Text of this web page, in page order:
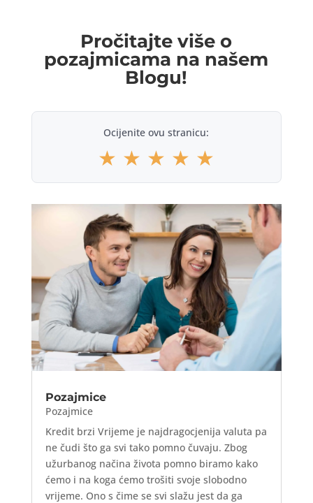
Pročitajte više o
pozajmicama na našem
Blogu!
Ocijenite ovu stranicu:
★ ★ ★ ★ ★
Pozajmice
Pozajmice
Kredit brzi Vrijeme je najdragocjenija valuta pa
ne čudi što ga svi tako pomno čuvaju. Zbog
užurbanog načina života pomno biramo kako
ćemo i na koga ćemo trošiti svoje slobodno
vrijeme. Ono s čime se svi slažu jest da ga